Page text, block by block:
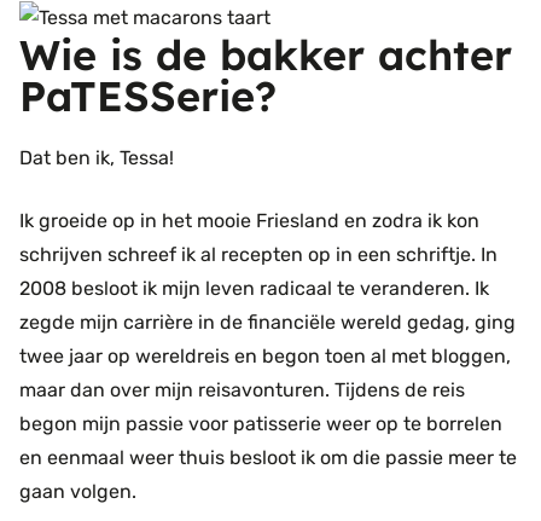
Wie is de bakker achter
PaTESSerie?
Dat ben ik, Tessa!
Ik groeide op in het mooie Friesland en zodra ik kon
schrijven schreef ik al recepten op in een schriftje. In
2008 besloot ik mijn leven radicaal te veranderen. Ik
zegde mijn carrière in de financiële wereld gedag, ging
twee jaar op wereldreis en begon toen al met bloggen,
maar dan over mijn reisavonturen. Tijdens de reis
begon mijn passie voor patisserie weer op te borrelen
en eenmaal weer thuis besloot ik om die passie meer te
gaan volgen.